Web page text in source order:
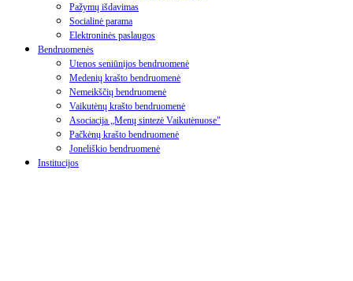
Pažymų išdavimas
Socialinė parama
Elektroninės paslaugos
Bendruomenės
Utenos seniūnijos bendruomenė
Medenių krašto bendruomenė
Nemeikščių bendruomenė
Vaikutėnų krašto bendruomenė
Asociacija „Menų sintezė Vaikutėnuose"
Pačkėnų krašto bendruomenė
Joneliškio bendruomenė
Institucijos